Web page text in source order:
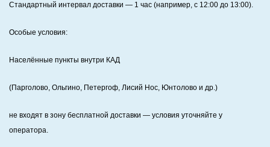
Стандартный интервал доставки — 1 час (например, с 12:00 до 13:00).
Особые условия:
Населённые пункты внутри КАД
(Парголово, Ольгино, Петергоф, Лисий Нос, Юнтолово и др.)
не входят в зону бесплатной доставки — условия уточняйте у
оператора.